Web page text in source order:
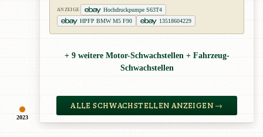
2023
ANZEIGE
Hochdruckpumpe S63T4
HPFP BMW M5 F90
13518604229
+ 9 weitere Motor-Schwachstellen + Fahrzeug-
Schwachstellen
ALLE SCHWACHSTELLEN ANZEIGEN →